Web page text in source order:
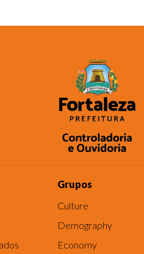
Grupos
Culture
Demography
Economy